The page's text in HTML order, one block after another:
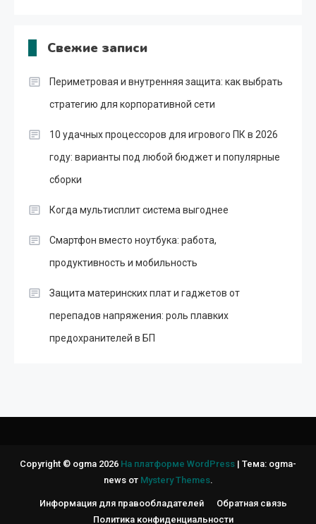
Свежие записи
Периметровая и внутренняя защита: как выбрать
стратегию для корпоративной сети
10 удачных процессоров для игрового ПК в 2026
году: варианты под любой бюджет и популярные
сборки
Когда мультисплит система выгоднее
Смартфон вместо ноутбука: работа,
продуктивность и мобильность
Защита материнских плат и гаджетов от
перепадов напряжения: роль плавких
предохранителей в БП
Copyright © ogma 2026 На платформе WordPress | Тема: ogma-
news от Mystery Themes.
Информация для правообладателей
Обратная связь
Политика конфиденциальности